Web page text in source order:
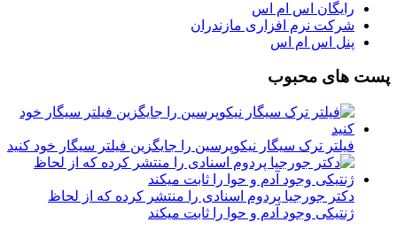
رایگان اس ام اس
شرکت نرم افزاری مازندران
پنل اس ام اس
پست های محبوب
فیلتر ترک سیگار نیکوپرسین را جایگزین فیلتر سیگار خود کنید
دکتر جورجیا پردوم اسنادی را منتشر کرده که از لحاظ
ژنتیکی وجود آدم و حوا را ثابت میکند